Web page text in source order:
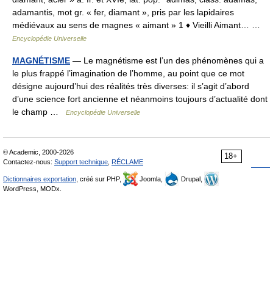
adamantis, mot gr. « fer, diamant », pris par les lapidaires
médiévaux au sens de magnes « aimant » 1 ♦ Vieilli Aimant… …
Encyclopédie Universelle
MAGNÉTISME — Le magnétisme est l’un des phénomènes qui a
le plus frappé l’imagination de l’homme, au point que ce mot
désigne aujourd’hui des réalités très diverses: il s’agit d’abord
d’une science fort ancienne et néanmoins toujours d’actualité dont
le champ …
Encyclopédie Universelle
18+
© Academic, 2000-2026
Contactez-nous: Support technique RÉCLAME
Dictionnaires exportation , créé sur PHP, Joomla,
Drupal,
WordPress, MODx.